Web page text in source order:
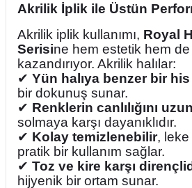
Akrilik İplik ile Üstün
Akrilik iplik kullanımı, Royal
Serisine hem estetik hem
kazandırıyor. Akrilik halılar:
✔ Yün halıya benzer bir his
bir dokunuş sunar.
✔ Renklerin canlılığını
solmaya karşı dayanıklıdır.
✔ Kolay temizlenebilir, leke
pratik bir kullanım sağlar.
✔ Toz ve kire karşı
hijyenik bir ortam sunar.